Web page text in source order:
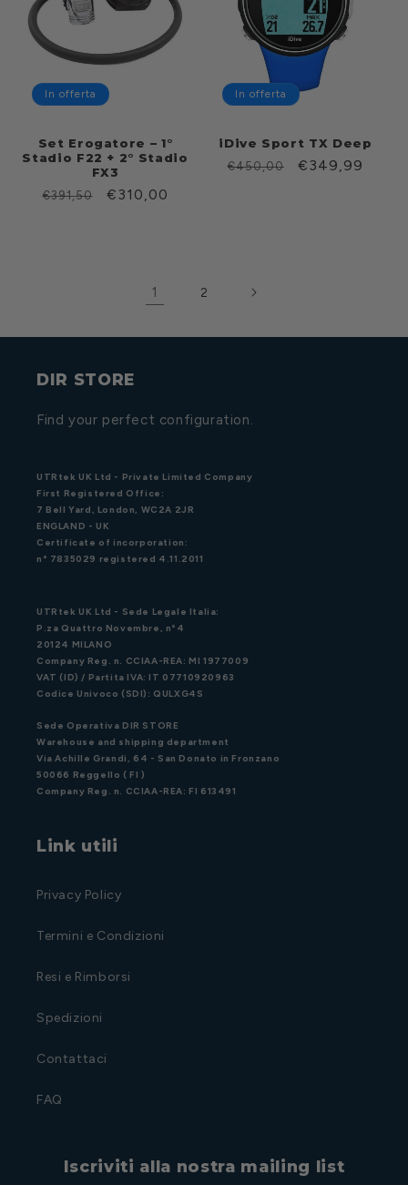
In offerta
Set Erogatore – 1°
Stadio F22 + 2° Stadio
FX3
Prezzo
€391,50
Prezzo
€310,00
In offerta
iDive Sport TX Deep
Prezzo
€450,00
Prezzo
€349,99
1 2
DIR STORE
Find your perfect configuration.
UTRtek UK Ltd - Private Limited Company
First Registered Office:
7 Bell Yard, London, WC2A 2JR
ENGLAND - UK
Certificate of incorporation:
n° 7835029 registered 4.11.2011
UTRtek UK Ltd - Sede Legale Italia:
P.za Quattro Novembre, n°4
20124 MILANO
Company Reg. n. CCIAA-REA: MI 1977009
VAT (ID) / Partita IVA: IT 07710920963
Codice Univoco (SDI): QULXG4S
Sede Operativa DIR STORE
Warehouse and shipping department
Via Achille Grandi, 64 - San Donato in Fronzano
50066 Reggello ( FI )
Company Reg. n. CCIAA-REA: FI 613491
Link utili
Privacy Policy
Termini e Condizioni
Resi e Rimborsi
Spedizioni
Contattaci
FAQ
Iscriviti alla nostra mailing list